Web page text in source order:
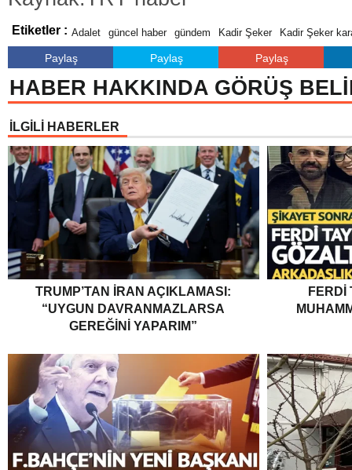
Etiketler : Adalet güncel haber gündem Kadir Şeker Kadir Şeker
Paylaş Paylaş Paylaş
HABER HAKKINDA GÖRÜŞ
İLGİLİ HABERLER
TRUMP’TAN İRAN AÇIKLAMASI:
“UYGUN DAVRANMAZLARSA
GEREĞINI YAPARIM”
FERDI